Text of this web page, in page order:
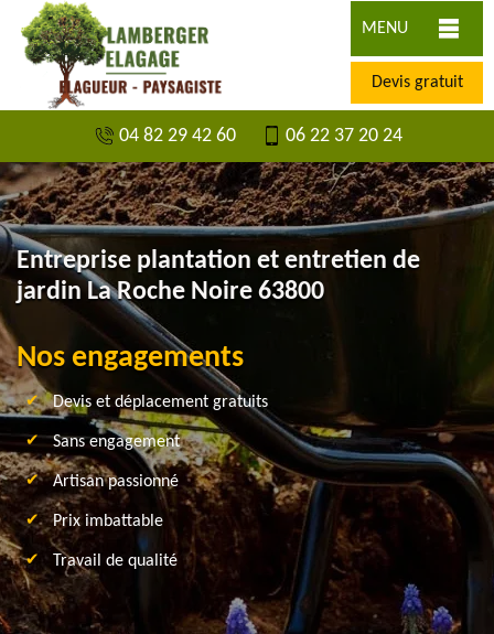
MENU
Devis gratuit
04 82 29 42 60 06 22 37 20 24
Entreprise plantation et entretien de
jardin La Roche Noire 63800
Nos engagements
Devis et déplacement gratuits
Sans engagement
Artisan passionné
Prix imbattable
Travail de qualité